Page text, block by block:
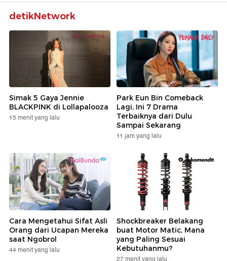
detikNetwork
Simak 5 Gaya Jennie
BLACKPINK di Lollapalooza
15 menit yang lalu
Park Eun Bin Comeback
Lagi, Ini 7 Drama
Terbaiknya dari Dulu
Sampai Sekarang
11 jam yang lalu
Cara Mengetahui Sifat Asli
Orang dari Ucapan Mereka
saat Ngobrol
44 menit yang lalu
Shockbreaker Belakang
buat Motor Matic, Mana
yang Paling Sesuai
Kebutuhanmu?
27 menit yang lalu